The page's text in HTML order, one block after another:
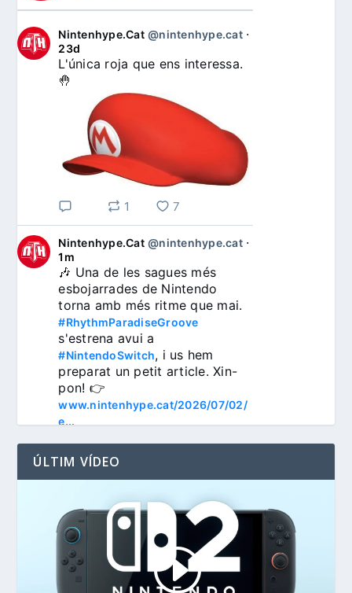
Nintenhype.Cat @nintenhype.cat⋅
23d
L'única roja que ens interessa.
🤚
1 7
Nintenhype.Cat @nintenhype.cat⋅
1m
🎶 Una de les sagues més
esbojarrades de Nintendo
#RhythmParadiseGroove
#NintendoSwitch, i us hem
preparat un petit article. Xin-
www.nintenhype.cat/2026/07/02/
e...
3
ÚLTIM VÍDEO